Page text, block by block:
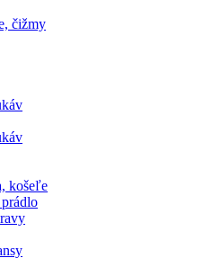
čižmy
košeľe